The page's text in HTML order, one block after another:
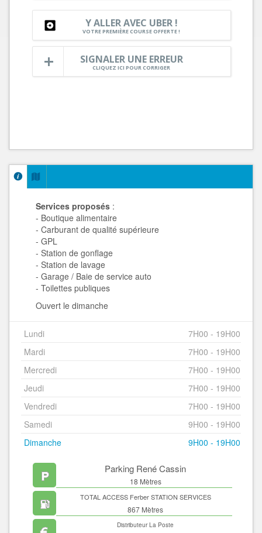
Y ALLER AVEC UBER !
VOTRE PREMIÈRE COURSE OFFERTE !
SIGNALER UNE ERREUR
CLIQUEZ ICI POUR CORRIGER
Services proposés :
- Boutique alimentaire
- Carburant de qualité supérieure
- GPL
- Station de gonflage
- Station de lavage
- Garage / Baie de service auto
- Toilettes publiques
Ouvert le dimanche
Lundi
7H00 - 19H00
Mardi
7H00 - 19H00
Mercredi
7H00 - 19H00
Jeudi
7H00 - 19H00
Vendredi
7H00 - 19H00
Samedi
9H00 - 19H00
Dimanche
9H00 - 19H00
Parking René Cassin
18 Mètres
TOTAL ACCESS Ferber STATION SERVICES
867 Mètres
Distributeur La Poste